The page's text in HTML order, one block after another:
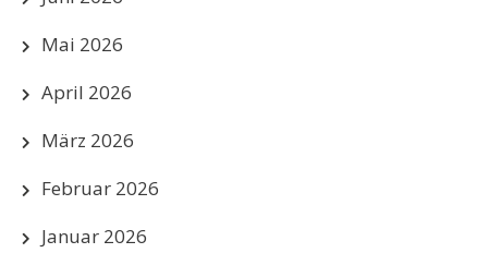
Mai 2026
April 2026
März 2026
Februar 2026
Januar 2026